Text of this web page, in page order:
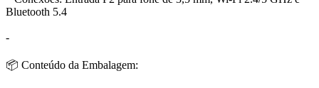
Bluetooth 5.4
-
📦 Conteúdo da Embalagem: